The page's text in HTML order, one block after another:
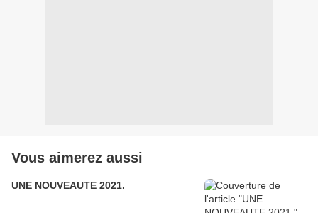
Vous aimerez aussi
UNE NOUVEAUTE 2021.